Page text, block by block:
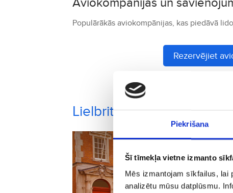
Piekrišana
Šī tīmekļa vietne izmanto
Mēs izmantojam sīkfailus, lai
analizētu mūsu datplūsmu.
Populārākās aviokompānijas, kas piedāvā
Rezervējiet
Lielbritānija pilsētas,